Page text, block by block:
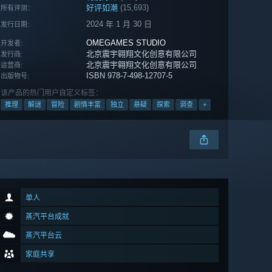
所有评测： 好评如潮 (15,693)
发行日期: 2024 年 1 月 30 日
开发者: OMEGAMES STUDIO
发行商: 北京震宇翱翔文化创意有限公司
运营商: 北京震宇翱翔文化创意有限公司
出版物号: ISBN 978-7-498-12707-5
该产品的热门用户自定义标签：
推理 解谜 冒险 剧情丰富 独立 悬疑 探索 调查 +
单人
蒸汽平台成就
蒸汽平台云
家庭共享